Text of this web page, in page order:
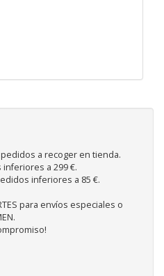
a recoger en tienda.
a 299 €.
inferiores a 85 €.
para envíos especiales o